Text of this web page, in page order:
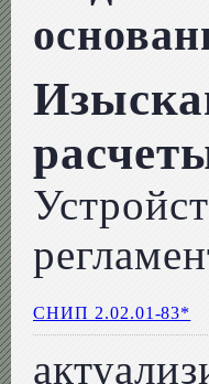
СНИП 2.02.01-83*